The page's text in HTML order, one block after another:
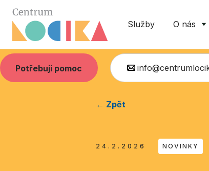
Služby O nás
Potřebuji pomoc
← Zpět
24.2.2026 NOVINKY